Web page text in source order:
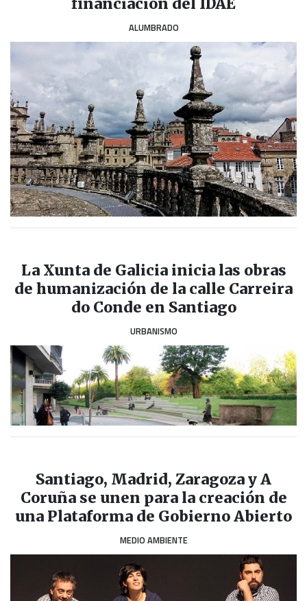
ALUMBRADO
La Xunta de Galicia inicia las obras
de humanización de la calle Carreira
do Conde en Santiago
URBANISMO
Santiago, Madrid, Zaragoza y A
Coruña se unen para la creación de
una Plataforma de Gobierno Abierto
MEDIO AMBIENTE